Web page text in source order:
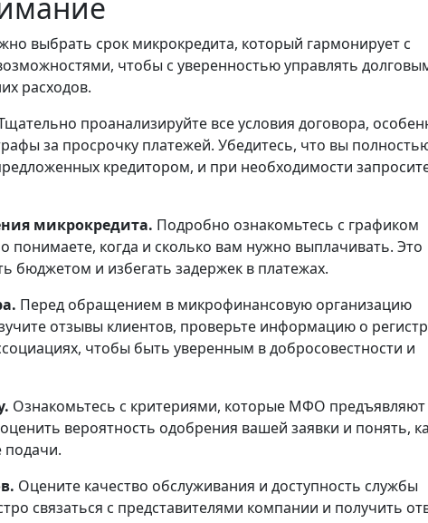
выбрать срок микрокредита, который гармонирует с
чтобы с уверенностью управлять
расходов.
проанализируйте все условия договора,
за просрочку платежей. Убедитесь, что вы
кредитором, и при необходимости
микрокредита. Подробно ознакомьтесь с графиком
понимаете, когда и сколько вам нужно выплачивать. Это
бюджетом и избегать задержек в платежах.
Перед обращением в микрофинансовую организацию
отзывы клиентов, проверьте информацию о
чтобы быть уверенным в добросовестности и
Ознакомьтесь с критериями, которые МФО предъявляют
вероятность одобрения вашей заявки и понять,
подачи.
Оцените качество обслуживания и доступность службы
связаться с представителями компании и получить